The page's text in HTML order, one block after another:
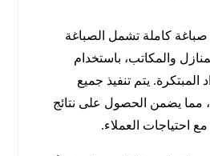
كاملة تشمل الصباغة
والمكاتب، باستخدام
المبتكرة. يتم تنفيذ جميع
مما يضمن الحصول على نتائج
احتياجات العملاء.